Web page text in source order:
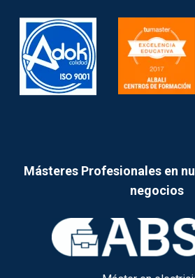
Másteres Profesionales en
negocios